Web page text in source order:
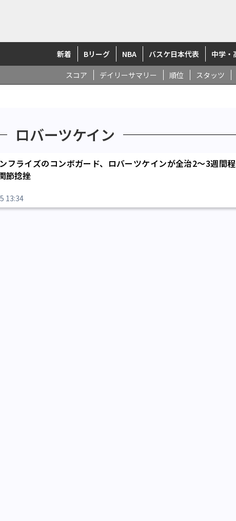
新着 Bリーグ NBA バスケ日本代表 中学・
スコア デイリーサマリー 順位 スタッツ
ロバーツケイン
フライズのコンボガード、ロバーツケインが全治2〜3週間程
節捻挫
13:34